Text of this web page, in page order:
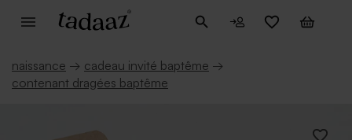
naissance → cadeau invité baptême →
contenant dragées baptême